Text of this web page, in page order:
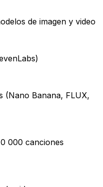
de imagen y video
(Nano Banana, FLUX,
000 canciones